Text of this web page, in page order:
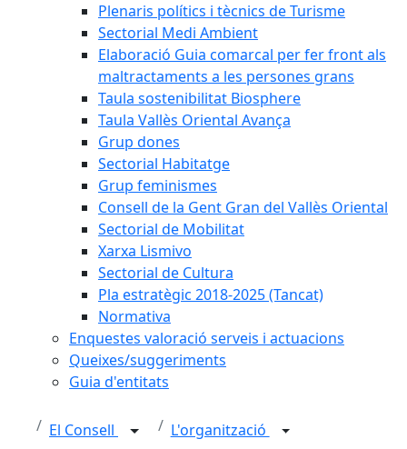
Plenaris polítics i tècnics de Turisme
Sectorial Medi Ambient
Elaboració Guia comarcal per fer front als
maltractaments a les persones grans
Taula sostenibilitat Biosphere
Taula Vallès Oriental Avança
Grup dones
Sectorial Habitatge
Grup feminismes
Consell de la Gent Gran del Vallès Oriental
Sectorial de Mobilitat
Xarxa Lismivo
Sectorial de Cultura
Pla estratègic 2018-2025 (Tancat)
Normativa
Enquestes valoració serveis i actuacions
Queixes/suggeriments
Guia d'entitats
El Consell
L'organització